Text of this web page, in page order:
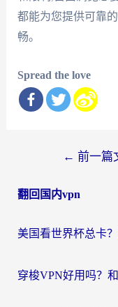
都能为您提供可靠
畅。
Spread the love
导
← 前一篇
翻回国内vpn